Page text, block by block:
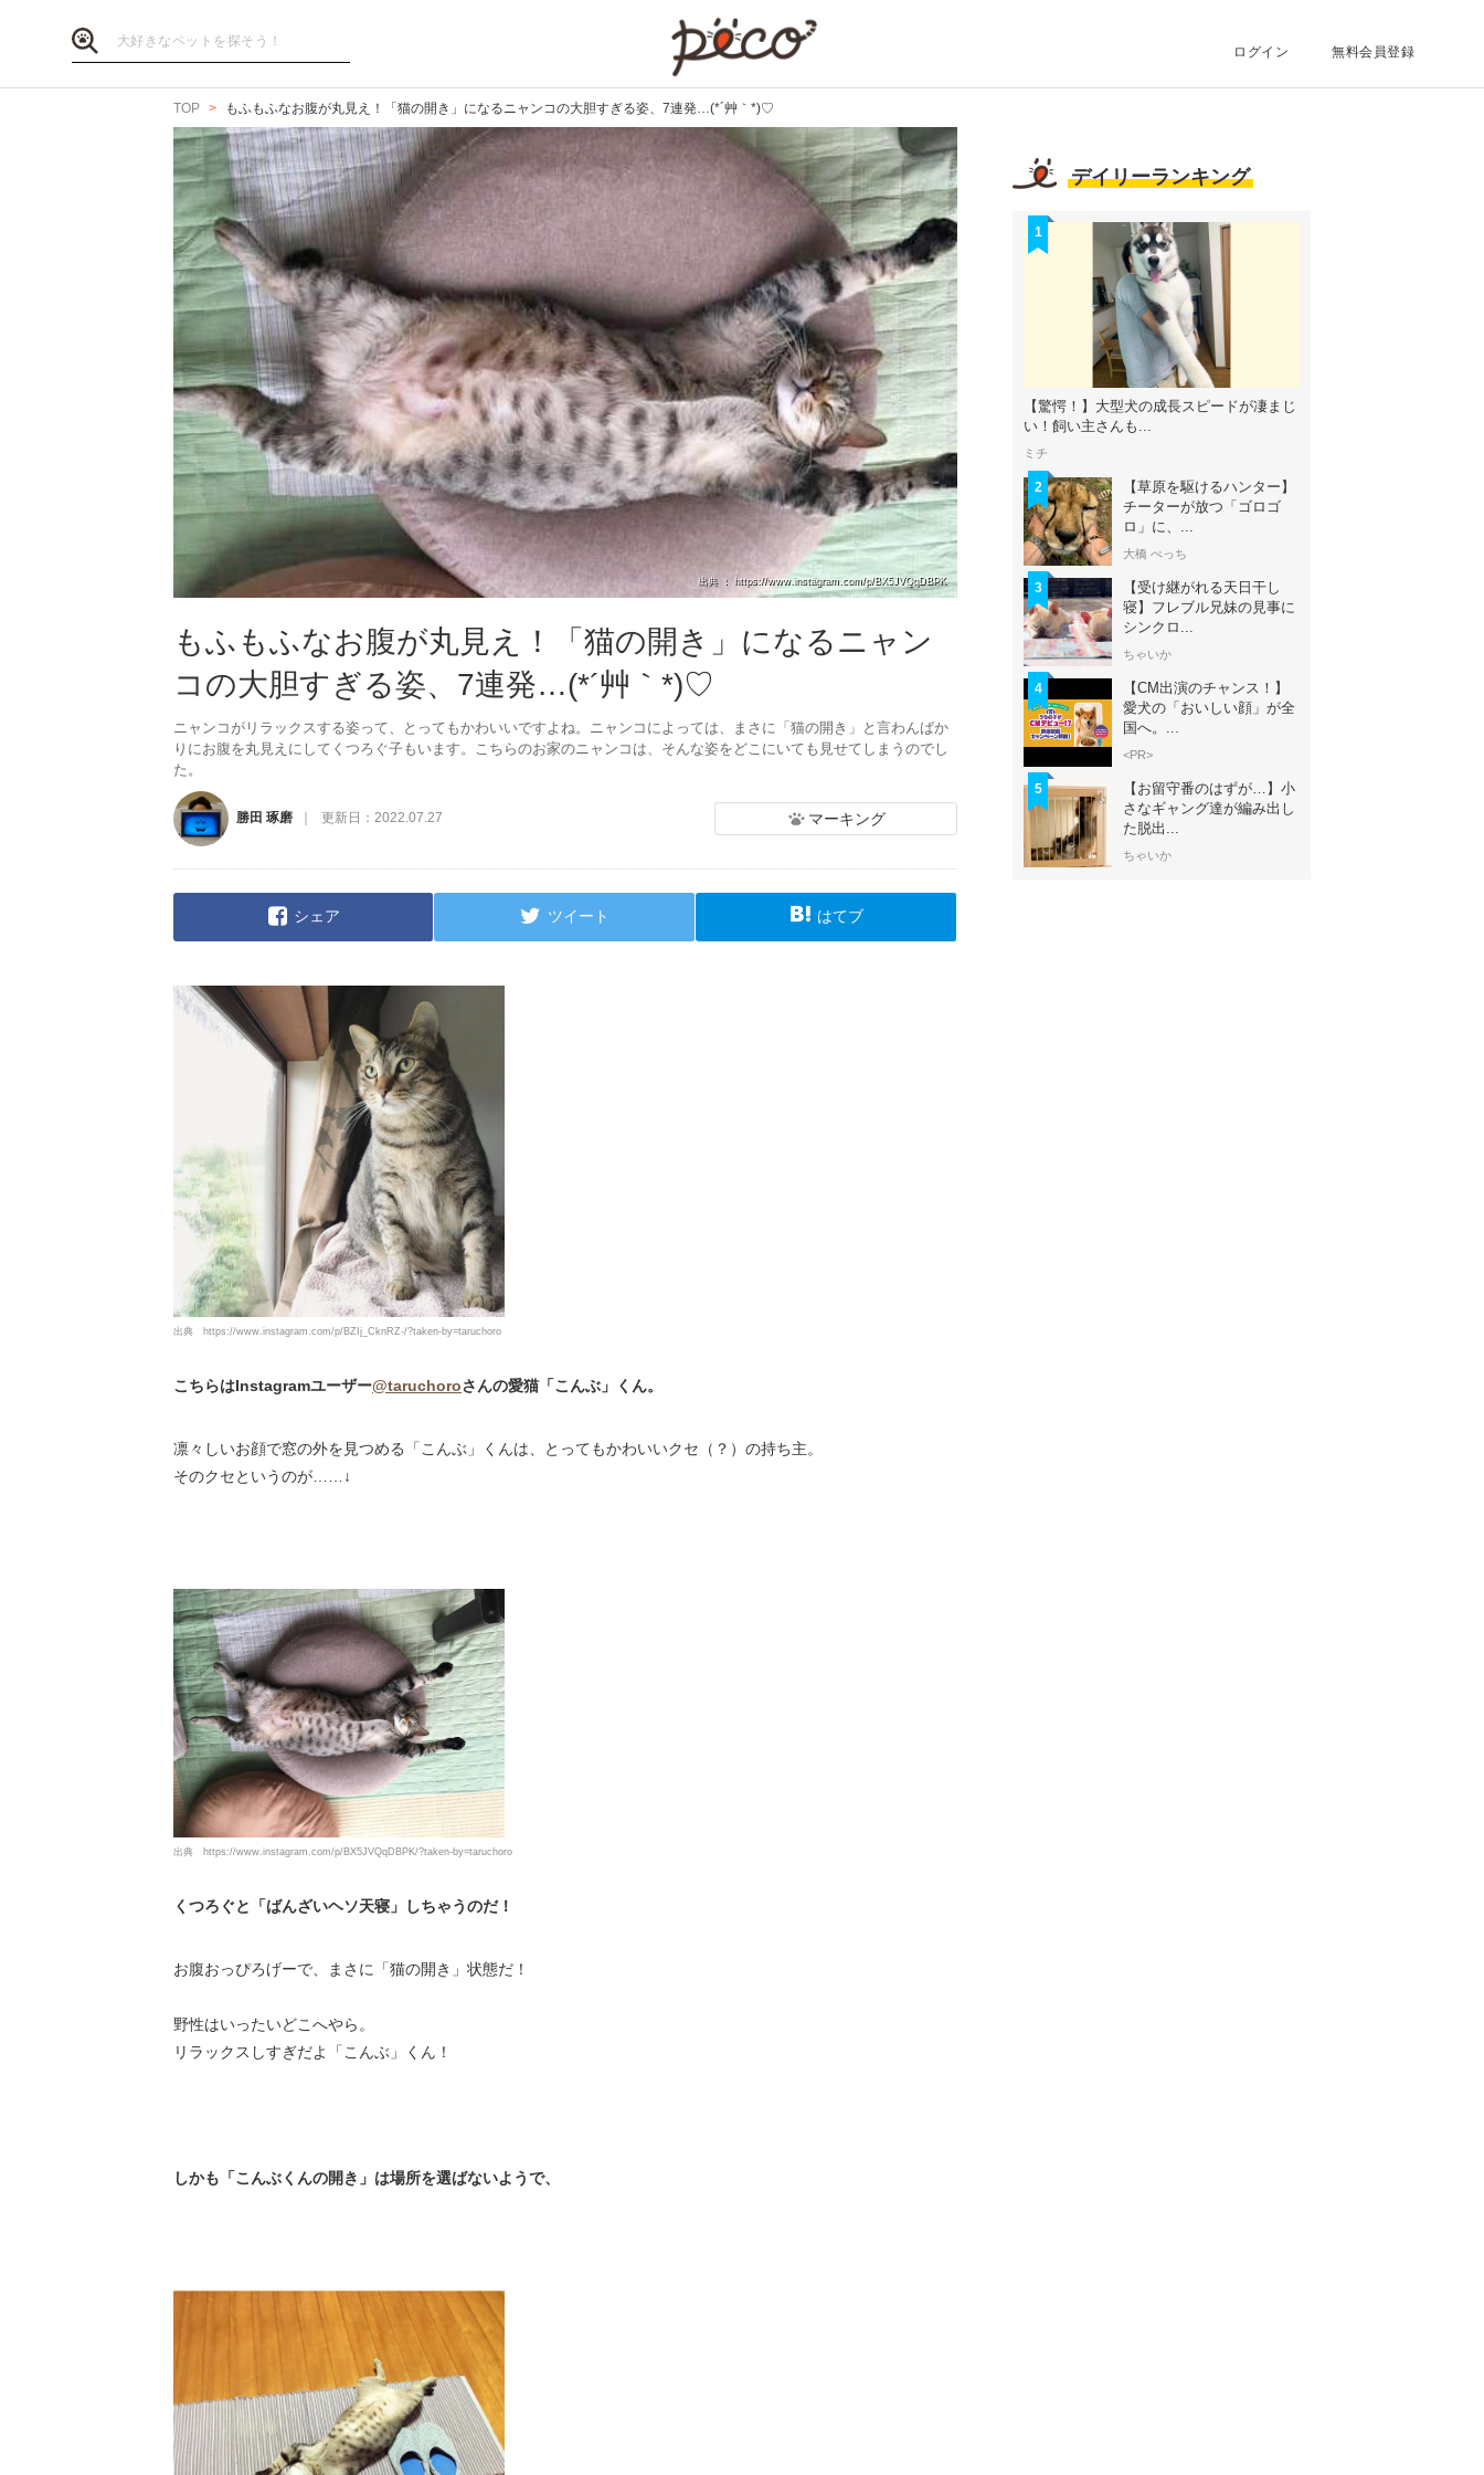
ログイン 無料会員登録
TOP もふもふなお腹が丸見え！「猫の開き」になるニャンコの大胆すぎる姿、7連発…(*´艸｀*)♡
出典 ： https://www.instagram.com/p/BX5JVQqDBPK
もふもふなお腹が丸見え！「猫の開き」になるニャン
コの大胆すぎる姿、7連発…(*´艸｀*)♡
ニャンコがリラックスする姿って、とってもかわいいですよね。ニャンコによっては、まさに「猫の開き」と言わんばか
りにお腹を丸見えにしてくつろぐ子もいます。こちらのお家のニャンコは、そんな姿をどこにいても見せてしまうのでし
た。
勝田 琢磨 更新日： 2022.07.27 マーキング
シェア ツイート はてブ
出典 https://www.instagram.com/p/BZIj_CknRZ-/?taken-by=taruchoro
こちらはInstagramユーザー@taruchoroさんの愛猫「こんぶ」くん。
凛々しいお顔で窓の外を見つめる「こんぶ」くんは、とってもかわいいクセ（？）の持ち主。
そのクセというのが……↓
出典 https://www.instagram.com/p/BX5JVQqDBPK/?taken-by=taruchoro
くつろぐと「ばんざいヘソ天寝」しちゃうのだ！
お腹おっぴろげーで、まさに「猫の開き」状態だ！
野性はいったいどこへやら。
リラックスしすぎだよ「こんぶ」くん！
しかも「こんぶくんの開き」は場所を選ばないようで、
デイリーランキング
1
【驚愕！】大型犬の成長スピードが凄まじ
い！飼い主さんも...
ミチ
2
【草原を駆けるハンター】
チーターが放つ「ゴロゴ
ロ」に、...
大橋 ぺっち
3
【受け継がれる天日干し
寝】フレブル兄妹の見事に
シンクロ...
ちゃいか
4
【CM出演のチャンス！】
愛犬の「おいしい顔」が全
国へ。...
<PR>
5
【お留守番のはずが…】小
さなギャング達が編み出し
た脱出...
ちゃいか